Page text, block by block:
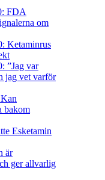
FDA
om
Ketaminrus
”Jag var
jag vet varför
bakom
Esketamin
är
ger allvarlig